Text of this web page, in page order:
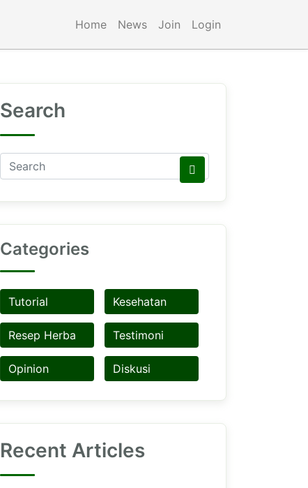
Home News Join Login
Search
Categories
Tutorial Kesehatan
Resep Herba Testimoni
Opinion Diskusi
Recent Articles